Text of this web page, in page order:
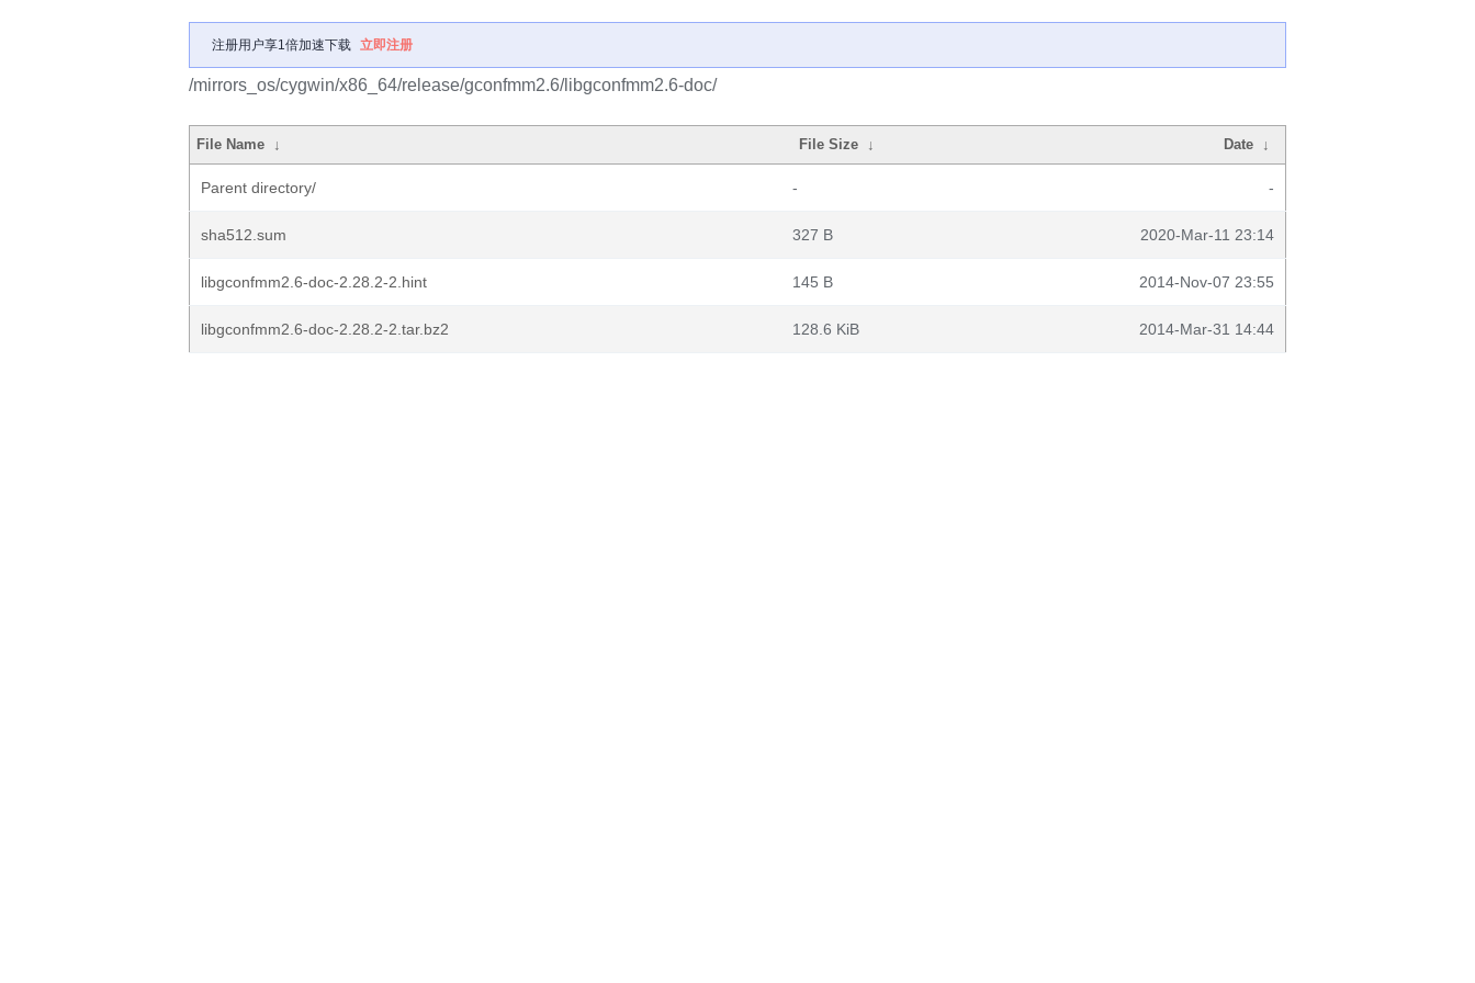
注册用户享1倍加速下载 立即注册
/mirrors_os/cygwin/x86_64/release/gconfmm2.6/libgconfmm2.6-doc/
File Name ↓ File Size ↓ Date ↓
Parent directory/ - -
sha512.sum 327 B 2020-Mar-11 23:14
libgconfmm2.6-doc-2.28.2-2.hint 145 B 2014-Nov-07 23:55
libgconfmm2.6-doc-2.28.2-2.tar.bz2 128.6 KiB 2014-Mar-31 14:44